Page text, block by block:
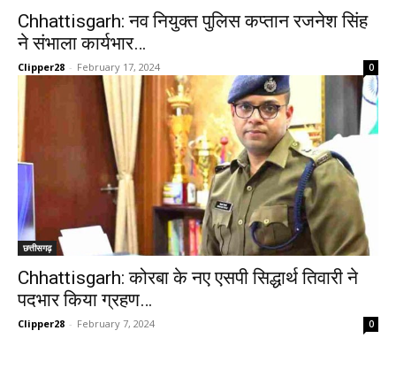
Chhattisgarh: नव नियुक्त पुलिस कप्तान रजनेश सिंह
ने संभाला कार्यभार…
Clipper28 - February 17, 2024 0
छत्तीसगढ़
Chhattisgarh: कोरबा के नए एसपी सिद्धार्थ तिवारी ने
पदभार किया ग्रहण…
Clipper28 - February 7, 2024 0